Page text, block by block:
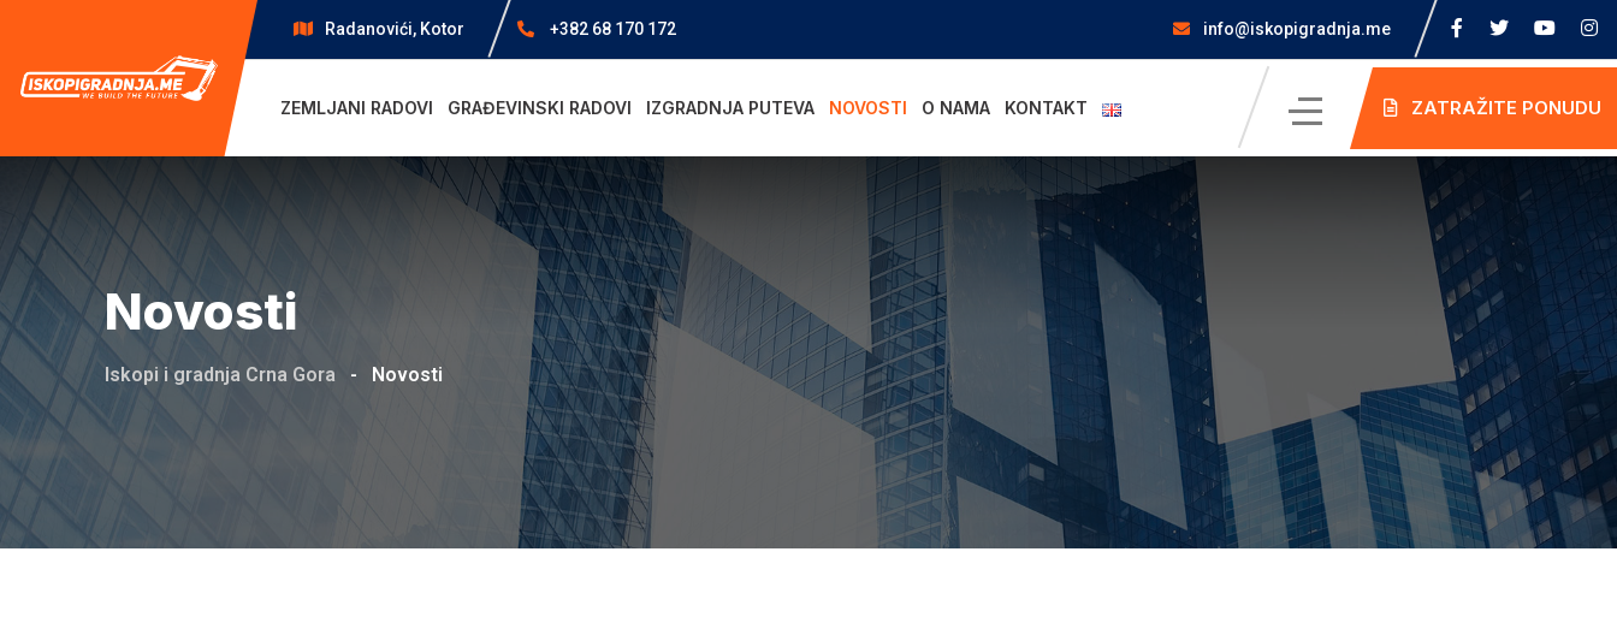
content
Radanovići, Kotor +382 68 170 172 info@iskopigradnja.me
ZEMLJANI RADOVI GRAĐEVINSKI RADOVI IZGRADNJA PUTEVA NOVOSTI O NAMA KONTAKT ZATRAŽITE PONUDU
Novosti
Iskopi i gradnja Crna Gora - Novosti